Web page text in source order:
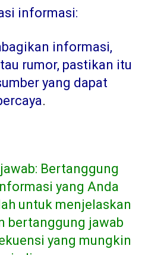
informasi:
informasi,
rumor, pastikan itu
yang dapat
.
Bertanggung
yang Anda
untuk menjelaskan
bertanggung jawab
yang mungkin